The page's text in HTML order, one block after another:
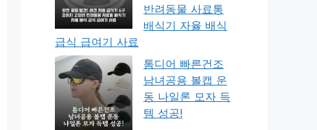
반려동물 사료통
배식기 자율 배식
급식 급여기 사료
톰디어 빠른건조
남녀공용 볼캡 운
동 나일론 모자 득
템 성공!